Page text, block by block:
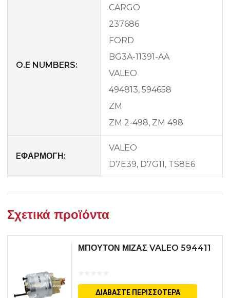
O.E NUMBERS:
CARGO
237686
FORD
BG3A-11391-AA
VALEO
494813, 594658
ZM
ZM 2-498, ZM 498
EΦΑΡΜΟΓΗ:
VALEO
D7E39, D7G11, TS8E6
Σχετικά προϊόντα
ΜΠΟΥΤΟΝ ΜΙΖΑΣ VALEO 594411
ΔΙΑΒΆΣΤΕ ΠΕΡΙΣΣΌΤΕΡΑ